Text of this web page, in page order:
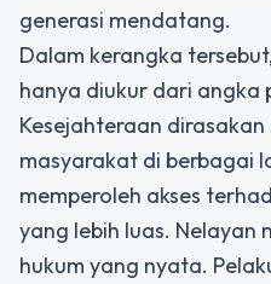
generasi mendatang.
Dalam kerangka
hanya diukur dari angka
Kesejahteraan
masyarakat di berbagai
memperoleh akses
yang lebih luas. Nelayan
hukum yang nyata.